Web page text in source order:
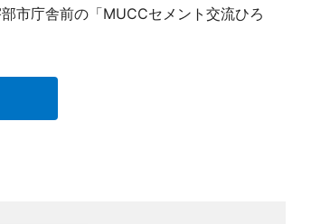
市庁舎前の「MUCCセメント交流ひろ